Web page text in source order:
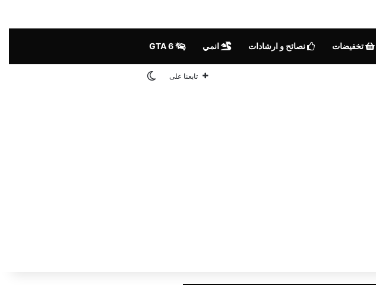
تخفيضات نصائح و ارشادات انمي
تابعنا على الوضع المظلم